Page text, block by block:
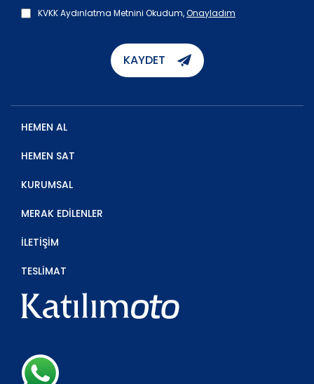
KVKK Aydınlatma Metnini Okudum,Onayladım
KAYDET
HEMEN AL
HEMEN SAT
KURUMSAL
MERAK EDİLENLER
İLETİŞİM
TESLİMAT